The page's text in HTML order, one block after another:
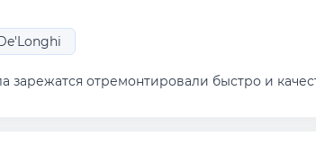
зарежатся отремонтировали быстро и